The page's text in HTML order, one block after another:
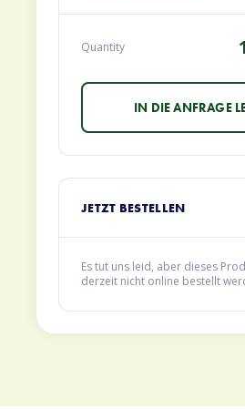
Quantity 1
JETZT BESTELLEN
Es tut uns leid, aber dieses
derzeit nicht online bestellt